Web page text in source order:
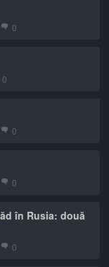
0
0
0
0
în Rusia: două
0